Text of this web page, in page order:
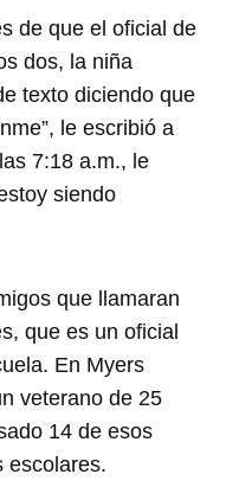
de que el oficial de
dos, la niña
texto diciendo que
le escribió a
7:18 a.m., le
siendo
que llamaran
que es un oficial
En Myers
veterano de 25
14 de esos
escolares.